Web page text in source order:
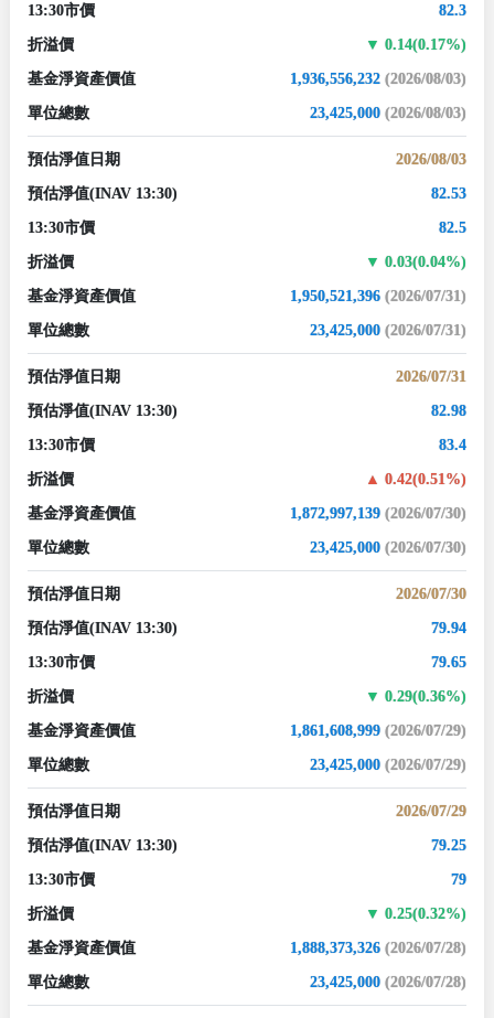
13:30市價 82.3
折溢價 0.14(0.17%)
基金淨資產價值 1,936,556,232 (2026/08/03)
單位總數 23,425,000 (2026/08/03)
預估淨值日期 2026/08/03
預估淨值(INAV 13:30) 82.53
13:30市價 82.5
折溢價 0.03(0.04%)
基金淨資產價值 1,950,521,396 (2026/07/31)
單位總數 23,425,000 (2026/07/31)
預估淨值日期 2026/07/31
預估淨值(INAV 13:30) 82.98
13:30市價 83.4
折溢價 0.42(0.51%)
基金淨資產價值 1,872,997,139 (2026/07/30)
單位總數 23,425,000 (2026/07/30)
預估淨值日期 2026/07/30
預估淨值(INAV 13:30) 79.94
13:30市價 79.65
折溢價 0.29(0.36%)
基金淨資產價值 1,861,608,999 (2026/07/29)
單位總數 23,425,000 (2026/07/29)
預估淨值日期 2026/07/29
預估淨值(INAV 13:30) 79.25
13:30市價 79
折溢價 0.25(0.32%)
基金淨資產價值 1,888,373,326 (2026/07/28)
單位總數 23,425,000 (2026/07/28)